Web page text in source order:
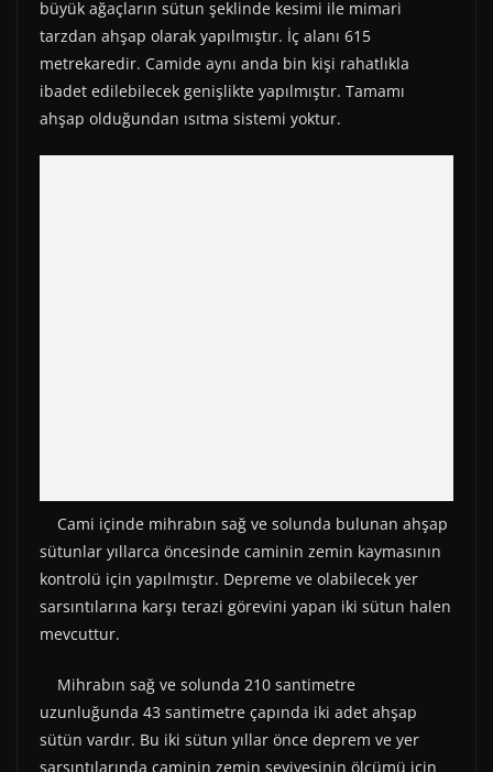
büyük ağaçların sütun şeklinde kesimi ile mimari
tarzdan ahşap olarak yapılmıştır. İç alanı 615
metrekaredir. Camide aynı anda bin kişi rahatlıkla
ibadet edilebilecek genişlikte yapılmıştır. Tamamı
ahşap olduğundan ısıtma sistemi yoktur.
Cami içinde mihrabın sağ ve solunda bulunan ahşap
sütunlar yıllarca öncesinde caminin zemin kaymasının
kontrolü için yapılmıştır. Depreme ve olabilecek yer
sarsıntılarına karşı terazi görevini yapan iki sütun halen
mevcuttur.
Mihrabın sağ ve solunda 210 santimetre
uzunluğunda 43 santimetre çapında iki adet ahşap
sütün vardır. Bu iki sütun yıllar önce deprem ve yer
sarsıntılarında caminin zemin seviyesinin ölçümü için